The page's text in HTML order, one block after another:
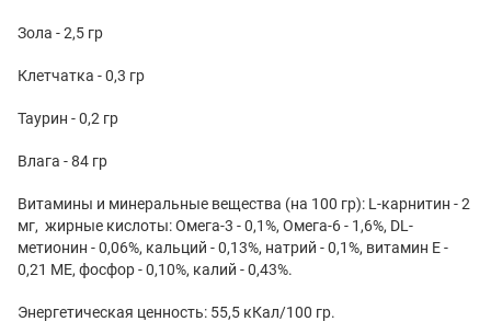
Зола - 2,5 гр
Клетчатка - 0,3 гр
Таурин - 0,2 гр
Влага - 84 гр
Витамины и минеральные вещества (на 100 гр): L-карнитин - 2
мг, жирные кислоты: Омега-3 - 0,1%, Омега-6 - 1,6%, DL-
метионин - 0,06%, кальций - 0,13%, натрий - 0,1%, витамин Е -
0,21 МЕ, фосфор - 0,10%, калий - 0,43%.
Энергетическая ценность: 55,5 кКал/100 гр.